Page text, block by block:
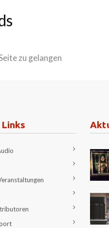
zu gelangen